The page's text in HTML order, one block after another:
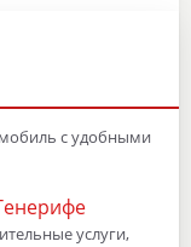
с удобными
услуги,